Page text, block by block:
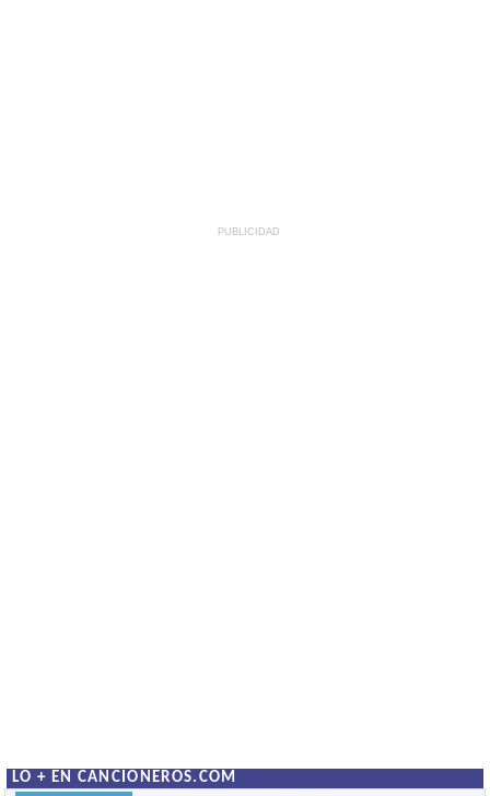
PUBLICIDAD
LO + EN CANCIONEROS.COM